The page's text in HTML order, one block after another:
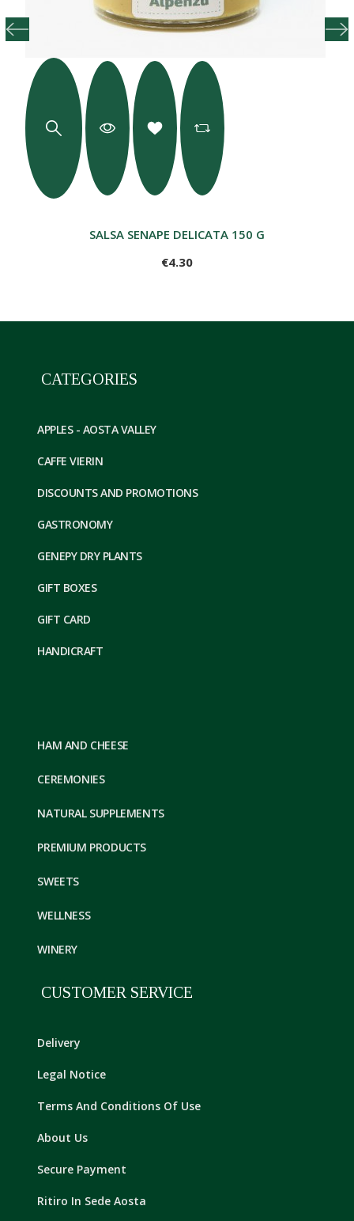
SALSA SENAPE DELICATA 150 G
€4.30
CATEGORIES
APPLES - AOSTA VALLEY
CAFFE VIERIN
DISCOUNTS AND PROMOTIONS
GASTRONOMY
GENEPY DRY PLANTS
GIFT BOXES
GIFT CARD
HANDICRAFT
HAM AND CHEESE
CEREMONIES
NATURAL SUPPLEMENTS
PREMIUM PRODUCTS
SWEETS
WELLNESS
WINERY
CUSTOMER SERVICE
Delivery
Legal Notice
Terms And Conditions Of Use
About Us
Secure Payment
Ritiro In Sede Aosta